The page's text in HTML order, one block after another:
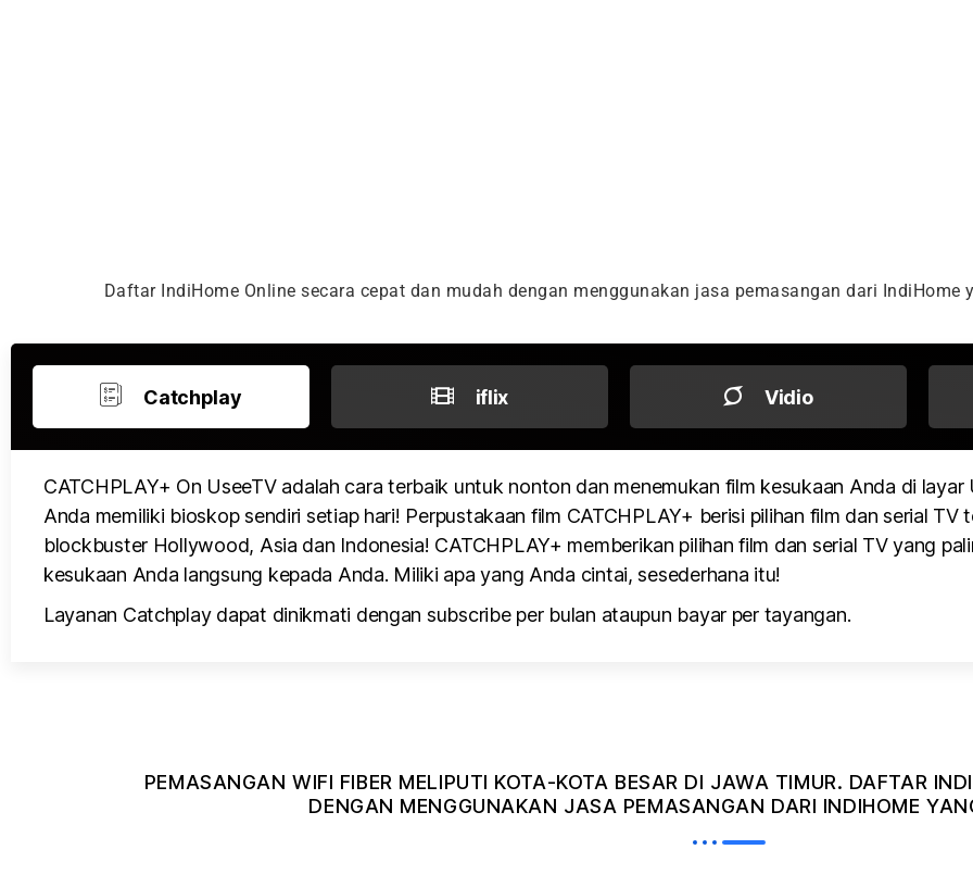
Daftar IndiHome Online secara cepat dan mudah dengan menggunakan jasa pemasangan dari IndiHome
Catchplay iflix Vidio
CATCHPLAY+ On UseeTV adalah cara terbaik untuk nonton dan menemukan film kesukaan Anda di layar
Anda memiliki bioskop sendiri setiap hari! Perpustakaan film CATCHPLAY+ berisi pilihan film dan serial TV
blockbuster Hollywood, Asia dan Indonesia! CATCHPLAY+ memberikan pilihan film dan serial TV yang
kesukaan Anda langsung kepada Anda. Miliki apa yang Anda cintai, sesederhana itu!
Layanan Catchplay dapat dinikmati dengan subscribe per bulan ataupun bayar per tayangan.
PEMASANGAN WIFI FIBER MELIPUTI KOTA-KOTA BESAR DI JAWA TIMUR. DAFTAR
DENGAN MENGGUNAKAN JASA PEMASANGAN DARI INDIHOME